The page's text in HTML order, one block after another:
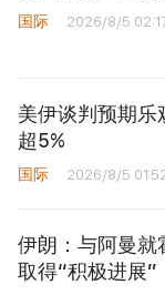
国际 2026/8/5
美伊谈判预期乐
超5%
国际 2026/8/5
伊朗：与阿曼就
取得“积极进展”